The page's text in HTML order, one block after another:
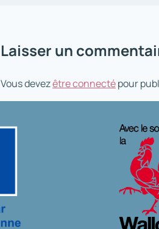
Laisser un
Vous devezêtre connectépour